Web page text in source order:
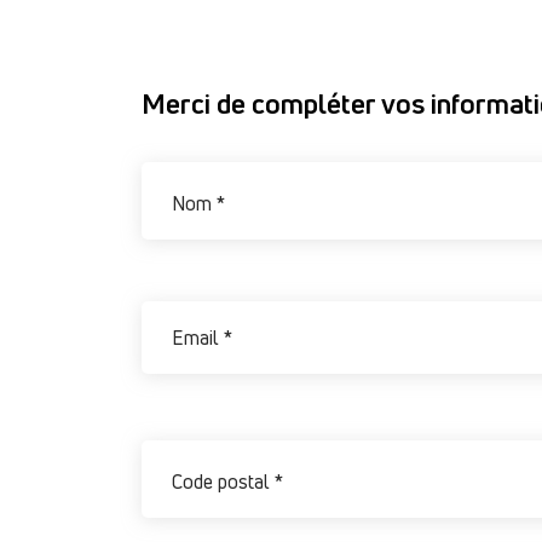
Merci de compléter vos